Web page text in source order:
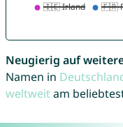
Neugierig auf
Namen in
weltweitam